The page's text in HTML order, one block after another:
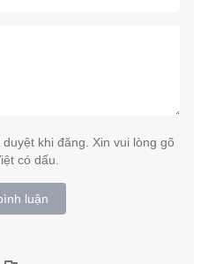
khi đăng. Xin vui lòng gõ
có dấu.
luận